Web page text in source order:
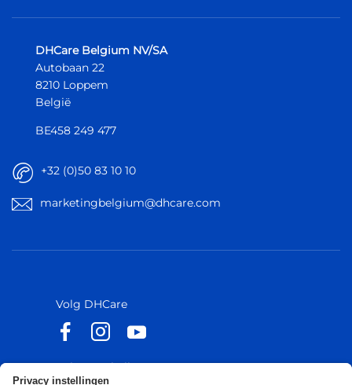
DHCare Belgium NV/SA
Autobaan 22
8210 Loppem
België
BE458 249 477
+32 (0)50 83 10 10
marketingbelgium@dhcare.com
Volg DHCare
Volg Küschall